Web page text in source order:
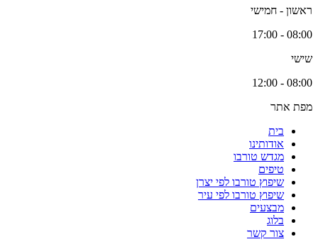
ראשון - חמישי
08:00 - 17:00
שישי
08:00 - 12:00
מפת אתר
בית
אודותינו
מגדש טורבו
טיפים
שיפוץ טורבו לפי יצרן
שיפוץ טורבו לפי עיר
מבצעים
בלוג
צור קשר